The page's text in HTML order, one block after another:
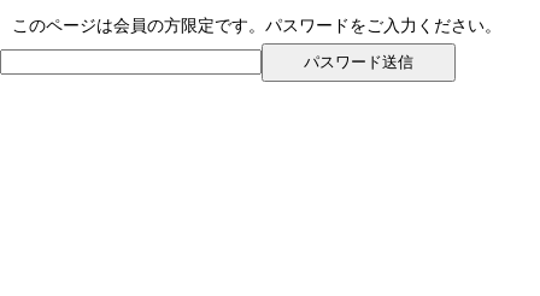
このページは会員の方限定です。パスワードをご入力ください。